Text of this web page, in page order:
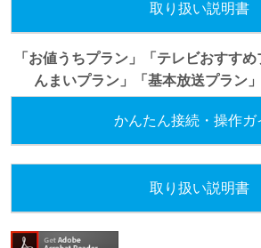
取り扱い説明書
「お値うちプラン」「テレビおすす
んまいプラン」「基本放送プラン
かんたん接続・操作ガ
取り扱い説明書